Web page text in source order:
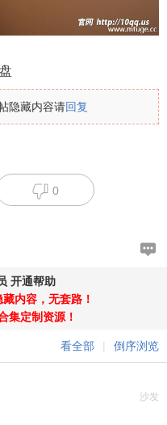
隐藏内容请回复
0
开通帮助
内容，无套路！
集定制资源！
看全部 | 倒序浏览
沙发